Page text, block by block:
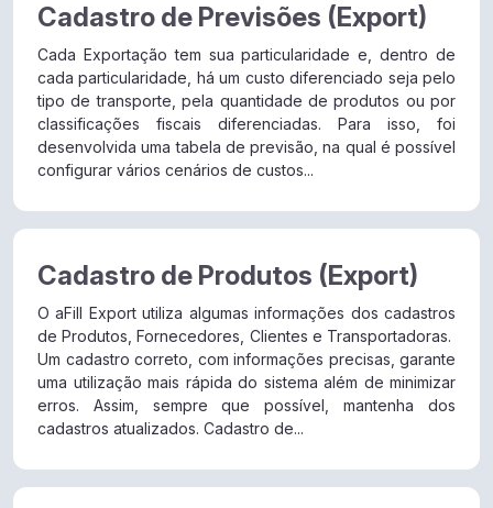
Cadastro de Previsões (Export)
Cada Exportação tem sua particularidade e, dentro de
cada particularidade, há um custo diferenciado seja pelo
tipo de transporte, pela quantidade de produtos ou por
classificações fiscais diferenciadas. Para isso, foi
desenvolvida uma tabela de previsão, na qual é possível
configurar vários cenários de custos...
Cadastro de Produtos (Export)
O aFill Export utiliza algumas informações dos cadastros
de Produtos, Fornecedores, Clientes e Transportadoras.
Um cadastro correto, com informações precisas, garante
uma utilização mais rápida do sistema além de minimizar
erros. Assim, sempre que possível, mantenha dos
cadastros atualizados. Cadastro de...